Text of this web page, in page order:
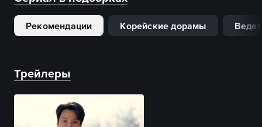
Рекомендации Корейские дорамы
Трейлеры